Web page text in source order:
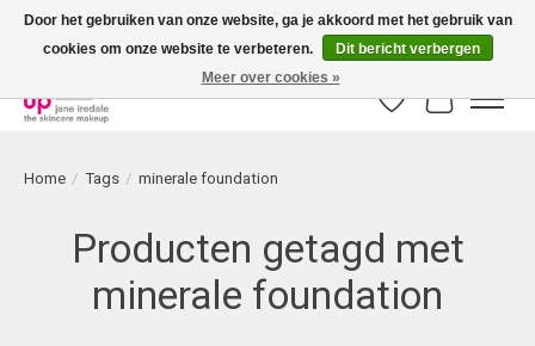
Bestellingen boven € 50,00 worden altijd gratis verzonden!
Verlanglijst
Home / Tags / minerale foundation
Producten getagd met
minerale foundation
Door het gebruiken van onze website, ga je akkoord met het gebruik van
cookies om onze website te verbeteren.
Dit bericht verbergen
Meer over cookies »